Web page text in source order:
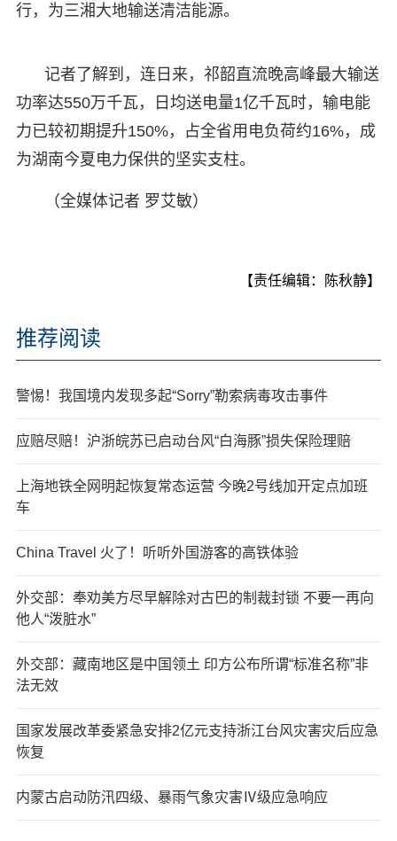
行，为三湘大地输送清洁能源。
记者了解到，连日来，祁韶直流晚高峰最大输送
功率达550万千瓦，日均送电量1亿千瓦时，输电能
力已较初期提升150%，占全省用电负荷约16%，成
为湖南今夏电力保供的坚实支柱。
（全媒体记者 罗艾敏）
【责任编辑：陈秋静】
推荐阅读
警惕！我国境内发现多起“Sorry”勒索病毒攻击事件
应赔尽赔！沪浙皖苏已启动台风“白海豚”损失保险理赔
上海地铁全网明起恢复常态运营 今晚2号线加开定点加班
车
China Travel 火了！听听外国游客的高铁体验
外交部：奉劝美方尽早解除对古巴的制裁封锁 不要一再向
他人“泼脏水”
外交部：藏南地区是中国领土 印方公布所谓“标准名称”非
法无效
国家发展改革委紧急安排2亿元支持浙江台风灾害灾后应急
恢复
内蒙古启动防汛四级、暴雨气象灾害Ⅳ级应急响应